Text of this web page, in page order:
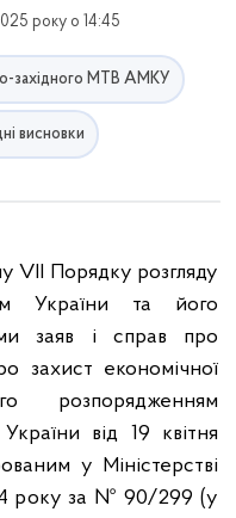
року о 14:45
західного МТВ АМКУ
висновки
VII Порядку розгляду
України та його
заяв і справ про
захист економічної
розпорядженням
від 19 квітня
у Міністерстві
року за № 90/299 (у